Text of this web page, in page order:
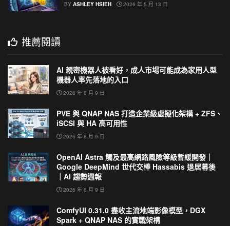
BY ASHLEY HSIEH 2026 年 5 月 13 日
推薦閱讀
AI 親密機器人被看好，成人市場可能成為家用人型
機器人率先落地的入口
2026 年 8 月 9 日
PVE 與 QNAP NAS 打造企業級虛擬化架構 + ZFS、
iSCSI 與 HA 高可用性
2026 年 8 月 9 日
OpenAI Astra 觸及最高網路風險等級暫緩開發｜
Google DeepMind 世代交棒 Hassabis 退居幕後
｜AI 趨勢週報
2026 年 8 月 9 日
ComfyUI 0.31.0 盡收主流地端影像模型，DGX
Spark + QNAP NAS 的實戰架構